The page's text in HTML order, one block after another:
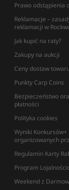
Prawo odstąpienia
Reklamacje –
reklamacji w
Jak kupić na raty?
Zakupy na aukcji
Ceny dostaw
Punkty Carp Coins
Bezpieczeństwo
płatności
Polityka cookies
Wyniki Konkursów+
organizowanych
Regulamin Karty
Program
Weekend z